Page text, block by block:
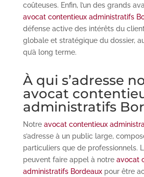
coûteuses. Enfin, l’un des grands
avocat contentieux administratifs
défense active des intérêts du
globale et stratégique du dossier,
qu’à long terme.
À qui s’adresse
avocat
administratifs
Notre avocat contentieux
s’adresse à un public large,
particuliers que de professionnels.
peuvent faire appel à notre avocat
administratifs Bordeauxpour être